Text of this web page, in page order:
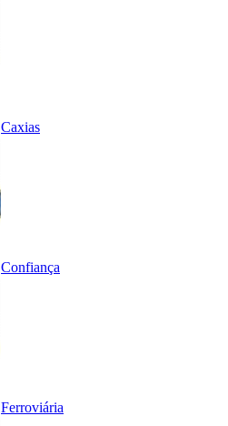
Caxias
Confiança
Ferroviária